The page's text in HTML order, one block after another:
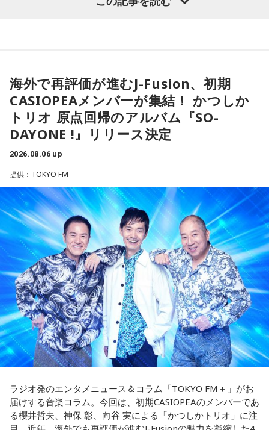
ね」
放送ではさらにドンの実態についての解説が続いた。
験が、芸人としての原点になったと振り返ります。
ちゃくちゃだし、早口で喋ったもんだから、ただただ引きつ
らせてしまいました」と当時を振り返り、苦笑いを見せまし
た。
ゴリさん
◆故郷・沖縄で味わう絶景とグルメ
沖縄を訪れたらぜひ足を運んでほしい場所として、ゴリさん
は国際通り近くの「せんべろ街」を紹介しました。「そこだ
け東南アジアの空気感もあるので、1つの場所で2つの旅行を
しているみたい」と、その独特の魅力を語ります。
なかでもおすすめとして挙げたのが「米仙」です。お酒3杯に
寿司5貫の組み合わせがリーズナブルな価格で楽しめ、「石垣
牛の握りが絶品」だと紹介。「炙りと生があるんですけど、
炙らないほうがおすすめです」と、地元ならではの楽しみ方
も教えてくれました。
さらに、「末廣ブルース」も外せない1軒です。建物のレトロ
感が魅力の豚串専門店で、「タンだとかハラミだとかハツ、
レバーとかを味わいながら、昔ながらの雰囲気が楽しめる」
と話します。「けっこうペッパーが強めで、かなりおいしい
豚串です」と太鼓判を押しました。
れることを選ぶと流れが変わります。人と違っても大丈夫。
今夜にでも「本当はこう生きたい」を自由に書き出してみ
て。
【2位】双子座（ふたご座）
思いがけない誘いや情報が、次の展開を連れてくるかも！今
正解です。誰かとの会話から人生のヒントが見つかる予感
も。今日は気になる人に自分から連絡してみて。
【3位】天秤座（てんびん座）
今日から金星が天秤座へ！！あなた本来の魅力がグッと高ま
る時。人とのご縁にも恵まれやすく、嬉しいお誘いや出会い
があるかもしれません。少しおしゃれして人に会うのもおす
すめ。今日は鏡の前で「今の自分が好きなところ」を3つ見つ
けて褒めてみて！
【4位】射手座（いて座）
「もっと面白いことがしたい！」という気持ちが未来を動か
します。今までのやり方にこだわらず、楽しそうな方へ進ん
でみると思わぬ展開が待っていそう。少し大胆なくらいで
OK。今日はこの夏やりたいことを一つ予定に書き込んでみ
【5位】牡羊座（おひつじ座）
あなたの行動力が誰かの心に火をつける日。今日は周りの反
海外で再評価が進むJ-Fusion、初期
CASIOPEAメンバーが集結！ かつしか
トリオ 原点回帰のアルバム『SO-
DAYONE !』リリース決定
2026.08.06 up
提供：TOKYO FM
ラジオ発のエンタメニュース＆コラム「TOKYO FM＋」がお
届けする音楽コラム。今回は、初期CASIOPEAのメンバーであ
る櫻井哲夫、神保 彰、向谷 実による「かつしかトリオ」に注